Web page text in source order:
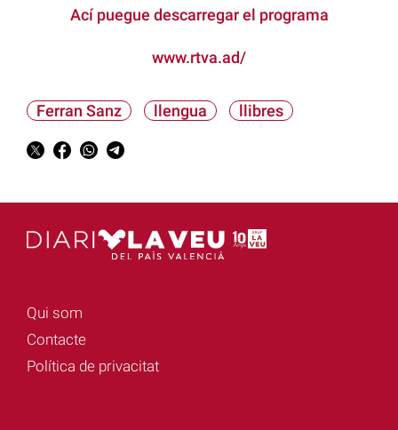
Ací puegue descarregar el programa
www.rtva.ad/
Ferran Sanz llengua llibres
Qui som
Contacte
Política de privacitat